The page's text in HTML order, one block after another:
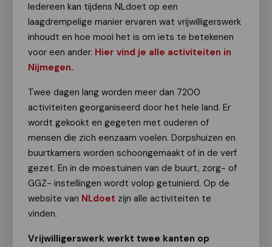
Iedereen kan tijdens NLdoet op een
laagdrempelige manier ervaren wat vrijwilligerswerk
inhoudt en hoe mooi het is om iets te betekenen
voor een ander. Hier vind je alle activiteiten in
Nijmegen.
Twee dagen lang worden meer dan 7200
activiteiten georganiseerd door het hele land. Er
wordt gekookt en gegeten met ouderen of
mensen die zich eenzaam voelen. Dorpshuizen en
buurtkamers worden schoongemaakt of in de verf
gezet. En in de moestuinen van de buurt, zorg- of
GGZ- instellingen wordt volop getuinierd. Op de
website van NLdoet zijn alle activiteiten te
vinden.
Vrijwilligerswerk werkt twee kanten op